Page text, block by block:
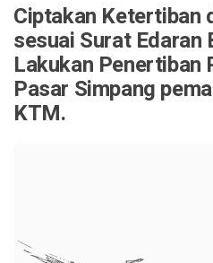
Ciptakan Ketertiban
sesuai Surat Edaran
Lakukan Penertiban
Pasar Simpang
KTM.